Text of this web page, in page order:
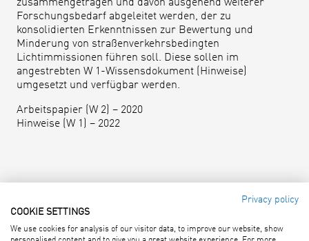
zusammengetragen und davon ausgehend weiterer
Forschungsbedarf abgeleitet werden, der zu
konsolidierten Erkenntnissen zur Bewertung und
Minderung von straßenverkehrsbedingten
Lichtimmissionen führen soll. Diese sollen im
angestrebten W 1-Wissensdokument (Hinweise)
umgesetzt und verfügbar werden.
Arbeitspapier (W 2) – 2020
Hinweise (W 1) – 2022
Forschungsgesellschaft für
Straßen- und Verkehrswesen e. V.
Privacy policy
COOKIE SETTINGS
We use cookies for analysis of our visitor data, to improve our website, show